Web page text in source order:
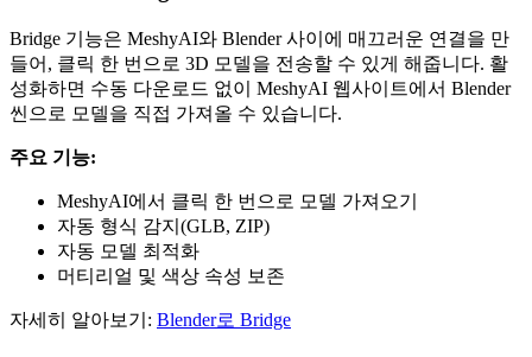
Bridge 기능은 MeshyAI와 Blender 사이에 매끄러운 연결을 만
들어, 클릭 한 번으로 3D 모델을 전송할 수 있게 해줍니다. 활
성화하면 수동 다운로드 없이 MeshyAI 웹사이트에서 Blender
씬으로 모델을 직접 가져올 수 있습니다.
주요 기능:
MeshyAI에서 클릭 한 번으로 모델 가져오기
자동 형식 감지(GLB, ZIP)
자동 모델 최적화
머티리얼 및 색상 속성 보존
자세히 알아보기: Blender로 Bridge